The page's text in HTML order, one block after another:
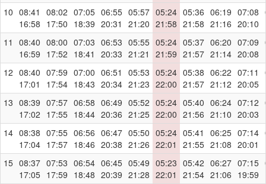
10 08:41
16:58
08:02
17:50
07:05
18:39
06:55
20:31
05:57
21:20
05:24
21:58
05:36
21:58
06:19
21:16
07:08
20:10
11
08:40
16:59
08:00
17:52
07:03
18:41
06:53
20:33
05:55
21:21
05:24
21:59
05:37
21:57
06:20
21:14
07:09
20:08
12 08:40
17:01
07:59
17:54
07:00
18:43
06:51
20:34
05:53
21:23
05:24
22:00
05:38
21:57
06:22
21:12
07:11
20:05
13 08:39
17:02
07:57
17:55
06:58
18:44
06:49
20:36
05:52
21:25
05:24
22:00
05:40
21:56
06:24
21:10
07:12
20:03
14 08:38
17:04
07:55
17:57
06:56
18:46
06:47
20:38
05:50
21:26
05:24
22:01
05:41
21:55
06:25
21:08
07:14
20:01
15 08:37
17:05
07:53
17:59
06:54
18:48
06:45
20:39
05:49
21:28
05:23
22:01
05:42
21:54
06:27
21:06
07:15
19:59